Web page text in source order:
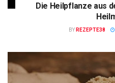
Die Heilpflanze aus
BY REZEPTE38